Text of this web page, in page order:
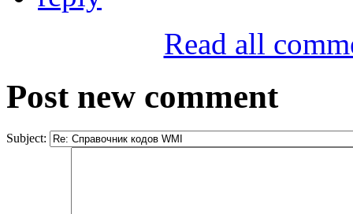
Read all
Post new comment
Subject: